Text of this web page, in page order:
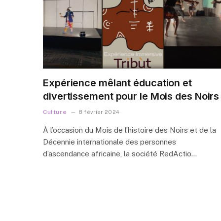
Expérience mêlant éducation et
divertissement pour le Mois des Noirs
Culture 8 février 2024
À l’occasion du Mois de l’histoire des Noirs et de la
Décennie internationale des personnes
d’ascendance africaine, la société RedActio…